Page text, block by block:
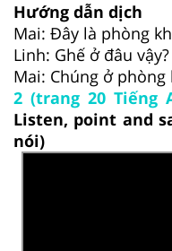
Hướng dẫn dịch
Mai: Đây là phòng
Linh: Ghế ở đâu vậy?
Mai: Chúng ở phòng
2 (trang 20 Tiếng
Listen, point and
nói)